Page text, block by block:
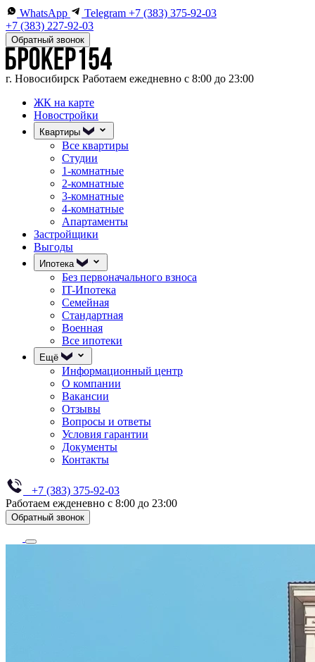
WhatsApp Telegram +7 (383) 375-92-03
+7 (383) 227-92-03
Обратный звонок
г. Новосибирск Работаем ежедневно с 8:00 до 23:00
ЖК на карте
Новостройки
Квартиры
Все квартиры
Студии
1-комнатные
2-комнатные
3-комнатные
4-комнатные
Апартаменты
Застройщики
Выгоды
Ипотека
Без первоначального взноса
IT-Ипотека
Семейная
Стандартная
Военная
Все ипотеки
Ещё
Информационный центр
О компании
Вакансии
Отзывы
Вопросы и ответы
Условия гарантии
Документы
Контакты
+7 (383) 375-92-03
Работаем ежденевно с 8:00 до 23:00
Обратный звонок